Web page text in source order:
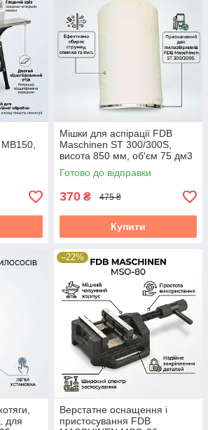
Мішки для аспірації FDB
Maschinen ST 300/300S,
висота 850 мм, об'єм 75 дм3
Готово до відправки
370 ₴ 475 ₴
Купити
для
–22%
Верстатне оснащення і
пристосування FDB